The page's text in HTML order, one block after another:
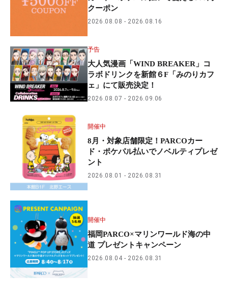
クーポン
2026.08.08 2026.08.16
予告
大人気漫画「WIND BREAKER」コ
ラボドリンクを新館６F「みのりカフ
ェ」にて販売決定！
2026.08.07 2026.09.06
開催中
8月・対象店舗限定！PARCOカー
ド・ポケパル払いでノベルティプレゼ
ント
2026.08.01 2026.08.31
開催中
福岡PARCO×マリンワールド海の中
道 プレゼントキャンペーン
2026.08.04 2026.08.31